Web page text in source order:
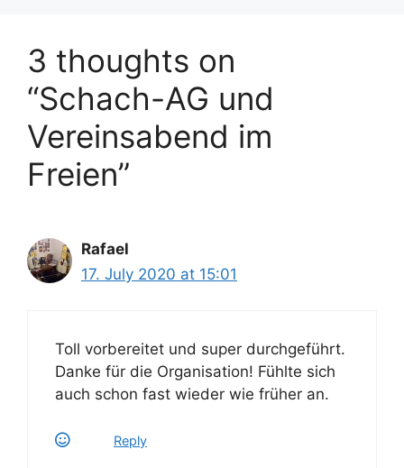
3 thoughts on
“Schach-AG und
Vereinsabend im
Freien”
Rafael
17. July 2020 at 15:01
Toll vorbereitet und super durchgeführt.
Danke für die Organisation! Fühlte sich
auch schon fast wieder wie früher an.
Reply